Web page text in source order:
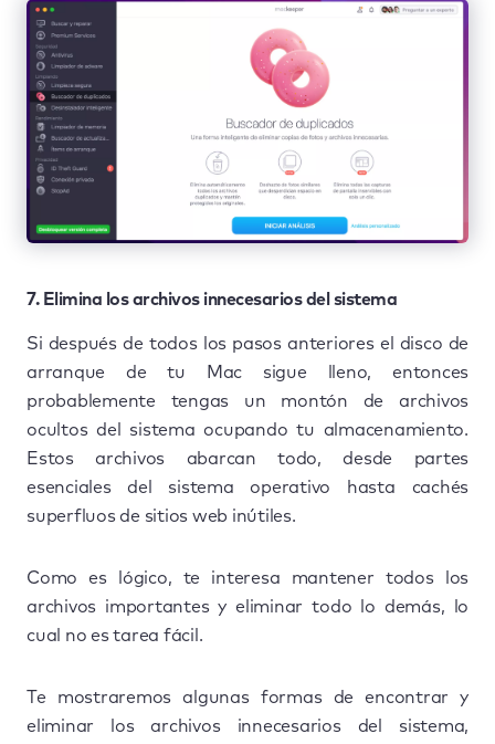
7. Elimina los archivos innecesarios del sistema
Si después de todos los pasos anteriores el disco de
arranque de tu Mac sigue lleno, entonces
probablemente tengas un montón de archivos
ocultos del sistema ocupando tu almacenamiento.
Estos archivos abarcan todo, desde partes
esenciales del sistema operativo hasta cachés
superfluos de sitios web inútiles.
Como es lógico, te interesa mantener todos los
archivos importantes y eliminar todo lo demás, lo
cual no es tarea fácil.
Te mostraremos algunas formas de encontrar y
eliminar los archivos innecesarios del sistema,